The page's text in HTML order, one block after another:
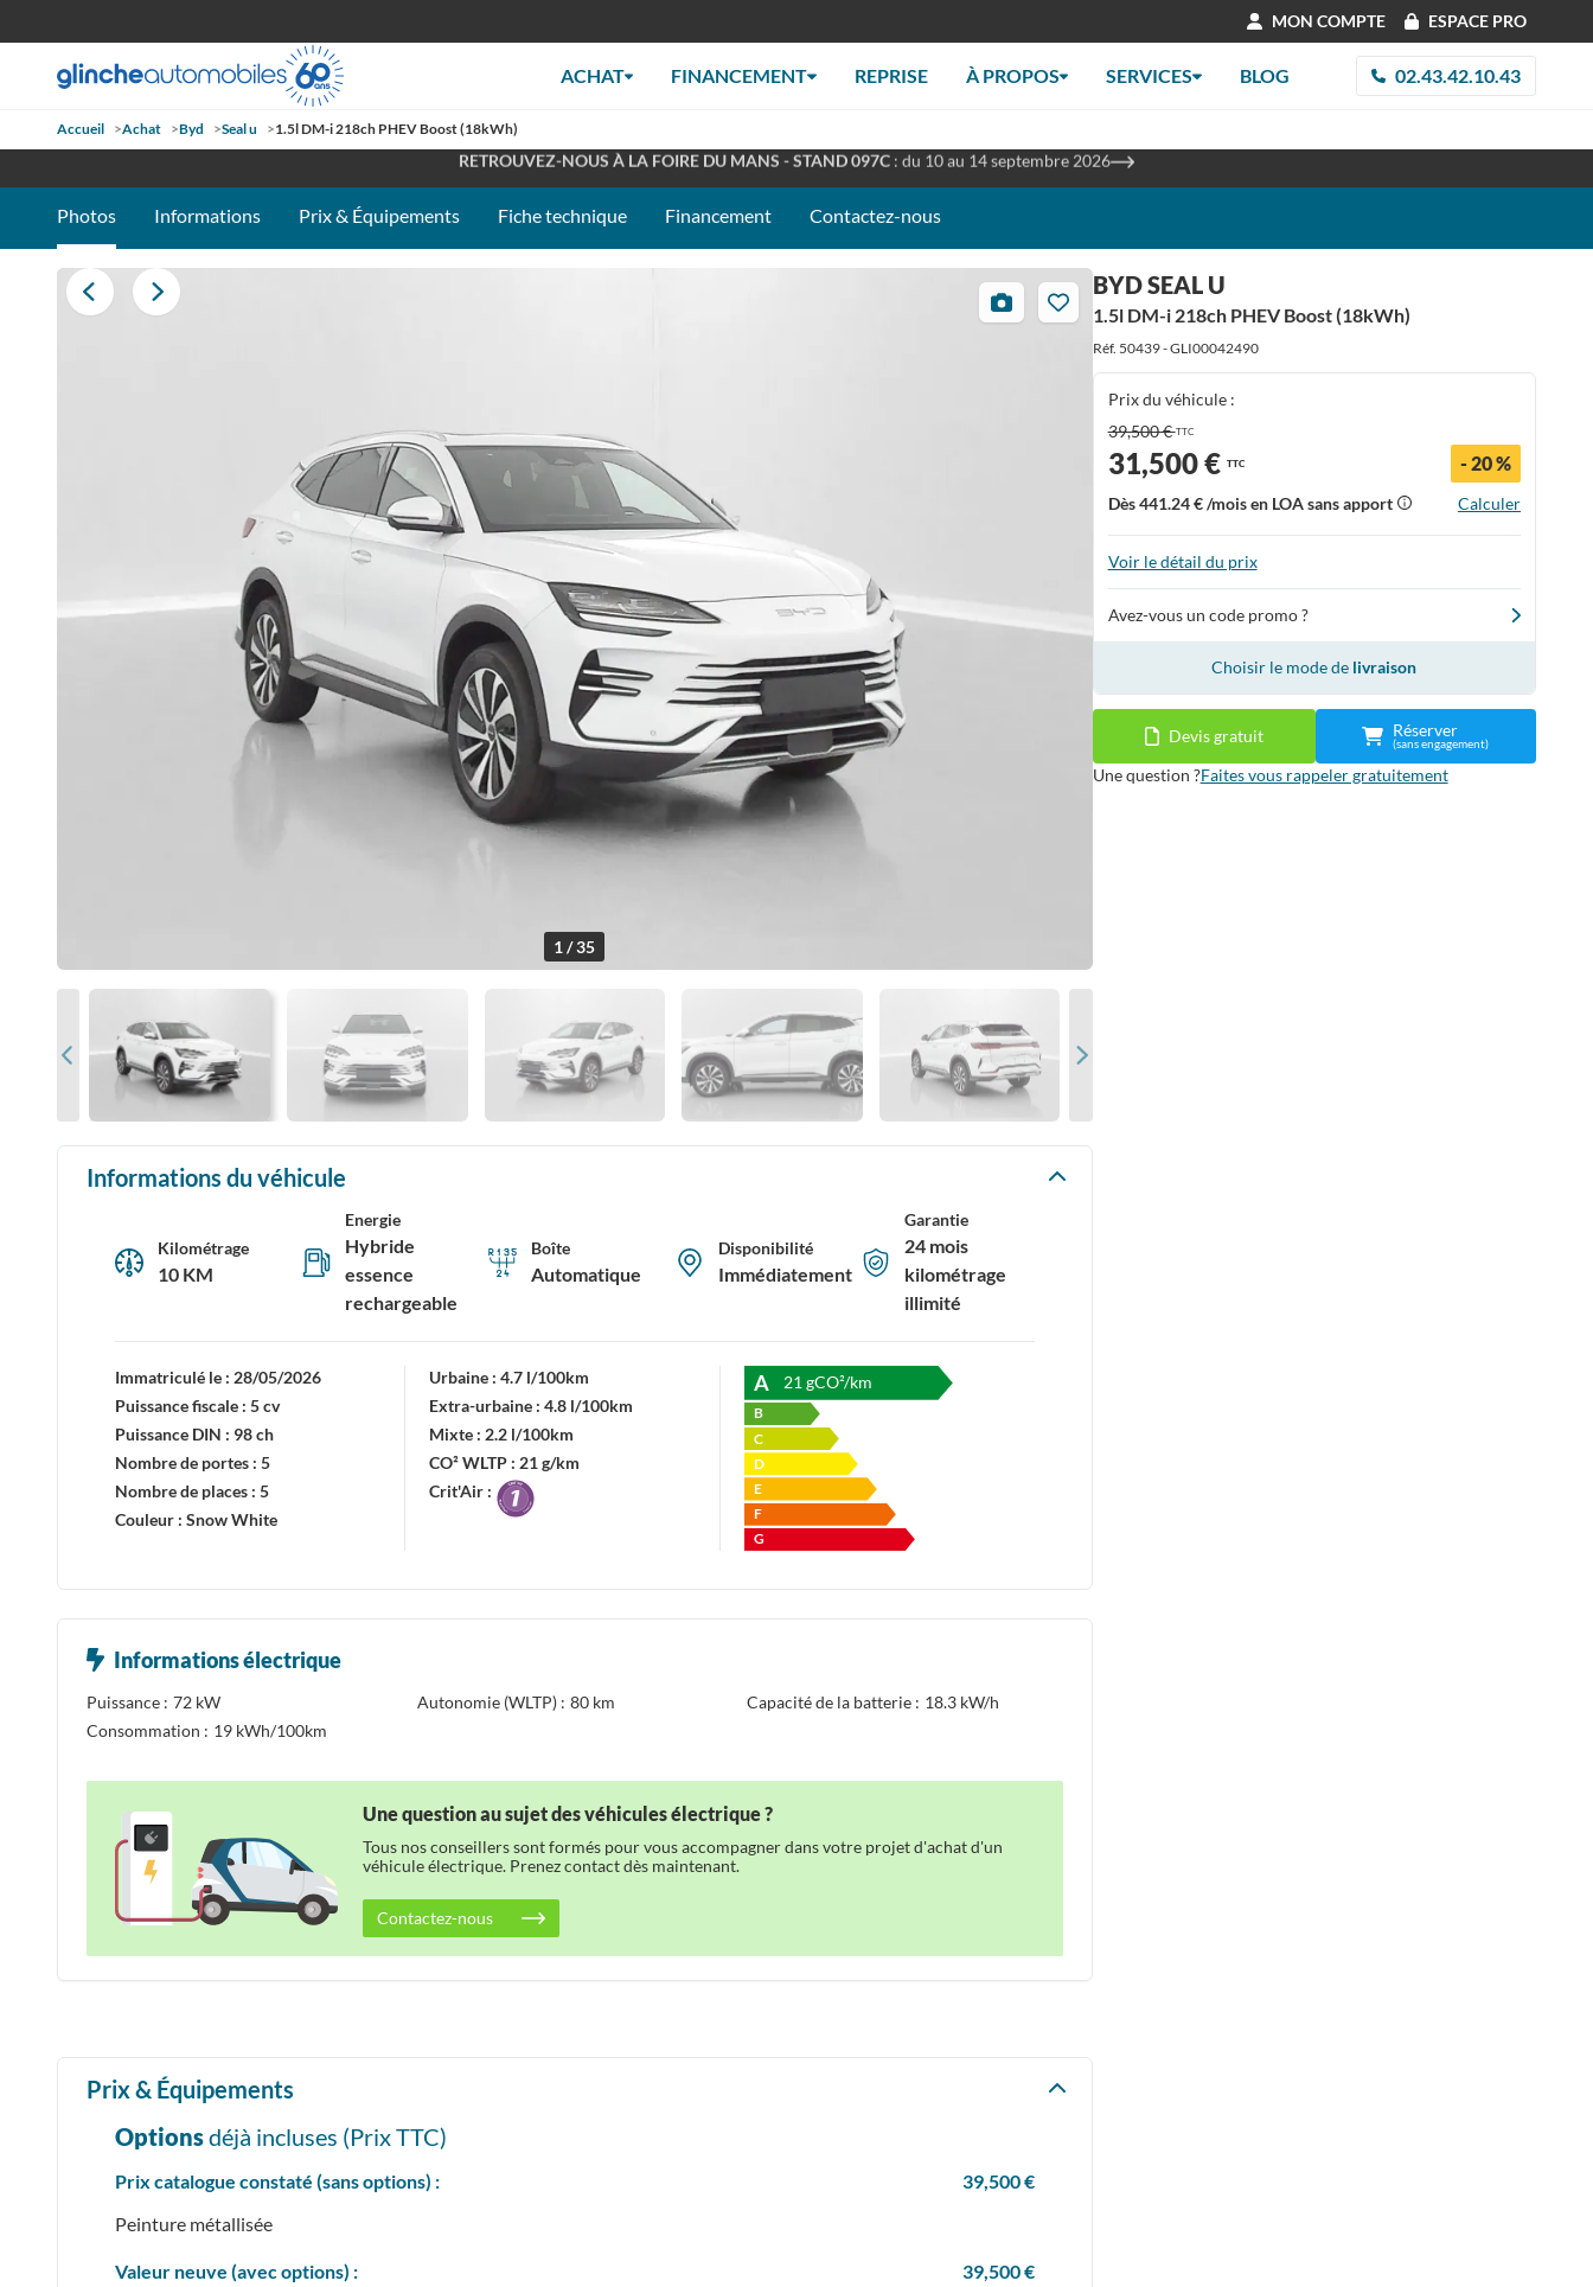
MON COMPTE ESPACE PRO
ACHAT FINANCEMENT REPRISE À PROPOS SERVICES BLOG 02.43.42.10.43
Accueil >Achat >Byd >Seal u >1.5l DM-i 218ch PHEV Boost (18kWh)
RETROUVEZ-NOUS À LA FOIRE DU MANS - STAND 097C : du 10 au 14 septembre 2026
OUVERT TOUT L'ÉTÉ
Photos Informations Prix & Équipements Fiche technique Financement Contactez-nous
35
photos
1 / 35
Informations du véhicule
Kilométrage
10 KM
Energie
Hybride
essence
rechargeable
Boîte
Automatique
Disponibilité
Immédiatement
Garantie
24 mois
kilométrage
illimité
Immatriculé le : 28/05/2026
Puissance fiscale : 5 cv
Puissance DIN : 98 ch
Nombre de portes : 5
Nombre de places : 5
Couleur : Snow White
Urbaine :4.7 l/100km
Extra-urbaine :4.8 l/100km
Mixte : 2.2 l/100km
CO² WLTP : 21 g/km
Crit'Air :
A 21 gCO²/km
B
C
D
E
F
G
Informations électrique
Puissance : 72 kW Autonomie (WLTP) : 80 km Capacité de la batterie : 18.3 kW/h
Consommation : 19 kWh/100km
Une question au sujet des véhicules électrique ?
Tous nos conseillers sont formés pour vous accompagner dans votre projet d'achat d'un
véhicule électrique. Prenez contact dès maintenant.
Contactez-nous
Prix & Équipements
Optionsdéjà incluses (PrixTTC)
Prix catalogue constaté (sans options) :
39,500 €
Peinture métallisée
Valeur neuve (avec options) : 39,500 €
BYD SEAL U
1.5l DM-i 218ch PHEV Boost (18kWh)
Réf. 50439 - GLI00042490
Prix du véhicule :
39,500 €TTC
31,500 € TTC - 20 %
Dès441.24 €/mois en LOA sans apport Calculer
Voir le détail du prix
Avez-vous un code promo ?
Choisir le mode de livraison
Devis gratuit Réserver
(sans engagement)
Une question ?Faites vous rappeler gratuitement